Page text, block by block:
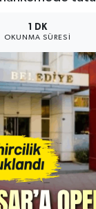
1 DK
OKUNMA SÜRESI